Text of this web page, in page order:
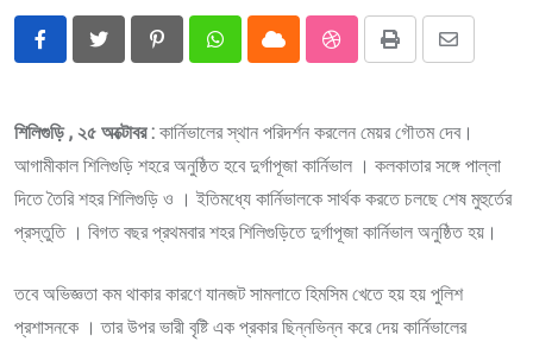
PinterestWhatsappCloud StumbleUpon
Print
Share
শিলিগুড়ি , ২৫ অক্টোবর : কার্নিভালের স্থান পরিদর্শন করলেন মেয়র গৌতম দেব।
আগামীকাল শিলিগুড়ি শহরে অনুষ্ঠিত হবে দুর্গাপূজা কার্নিভাল । কলকাতার সঙ্গে পাল্লা
দিতে তৈরি শহর শিলিগুড়ি ও । ইতিমধ্যে কার্নিভালকে সার্থক করতে চলছে শেষ মুহুর্তের
প্রস্তুতি । বিগত বছর প্রথমবার শহর শিলিগুড়িতে দুর্গাপূজা কার্নিভাল অনুষ্ঠিত হয়।
তবে অভিজ্ঞতা কম থাকার কারণে যানজট সামলাতে হিমসিম খেতে হয় হয় পুলিশ
প্রশাসনকে । তার উপর ভারী বৃষ্টি এক প্রকার ছিন্নভিন্ন করে দেয় কার্নিভালের